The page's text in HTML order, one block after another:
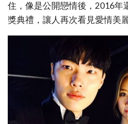
住，像是公開戀情後，2016年
獎典禮，讓人再次看見愛情美